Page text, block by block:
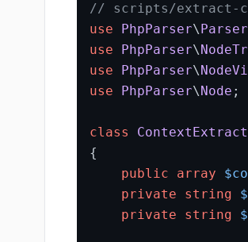
// scripts/extract-
use
PhpParser\
use
PhpParser\
use
PhpParser\
use
PhpParser\Node ;
class
{
public
array
private
string
private
string